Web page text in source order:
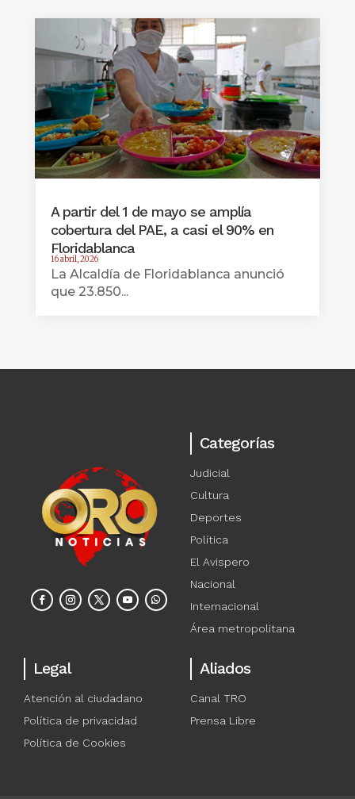
A partir del 1 de mayo se amplía
cobertura del PAE, a casi el 90% en
Floridablanca
16 abril, 2026
La Alcaldía de Floridablanca anunció
que 23.850...
Categorías
Judicial
Cultura
Deportes
Política
El Avispero
Nacional
Internacional
Área metropolitana
Legal
Atención al ciudadano
Política de privacidad
Política de Cookies
Aliados
Canal TRO
Prensa Libre